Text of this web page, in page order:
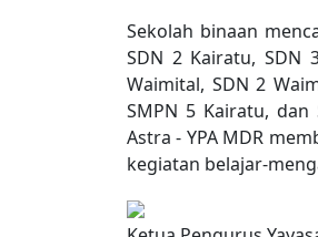
Sekolah binaan
SDN 2 Kairatu, SDN
Waimital, SDN 2
SMPN 5 Kairatu, dan
Astra - YPA MDR
kegiatan belajar-